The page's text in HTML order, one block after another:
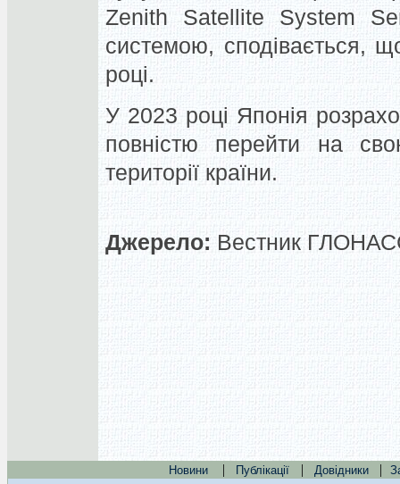
Zenith Satellite System
системою, сподівається,
році.
У 2023 році Японія
повністю перейти на
території країни.
Джерело: Вестник
Новини | Публікації | Довідники |